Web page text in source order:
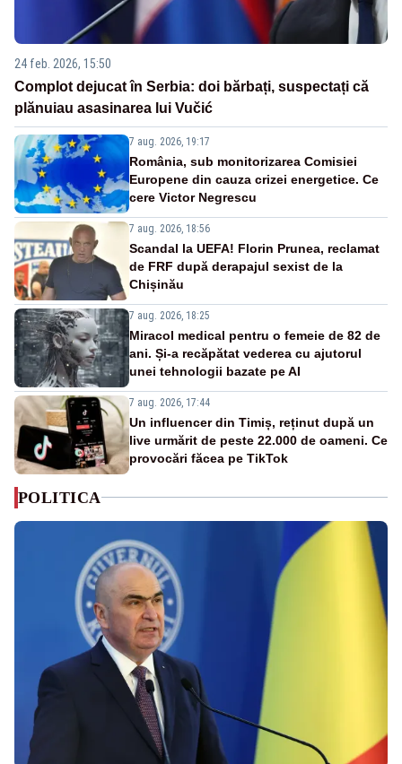
24 feb. 2026, 15:50
Complot dejucat în Serbia: doi bărbați, suspectați că
plănuiau asasinarea lui Vučić
7 aug. 2026, 19:17
România, sub monitorizarea Comisiei
Europene din cauza crizei energetice. Ce
cere Victor Negrescu
7 aug. 2026, 18:56
Scandal la UEFA! Florin Prunea, reclamat
de FRF după derapajul sexist de la
Chișinău
7 aug. 2026, 18:25
Miracol medical pentru o femeie de 82 de
ani. Și-a recăpătat vederea cu ajutorul
unei tehnologii bazate pe AI
7 aug. 2026, 17:44
Un influencer din Timiș, reținut după un
live urmărit de peste 22.000 de oameni. Ce
provocări făcea pe TikTok
POLITICA